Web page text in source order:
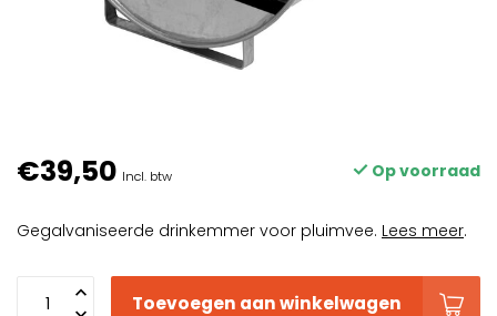
€39,50 Incl. btw Op voorraad
Gegalvaniseerde drinkemmer voor pluimvee. Lees meer.
Toevoegen aan winkelwagen